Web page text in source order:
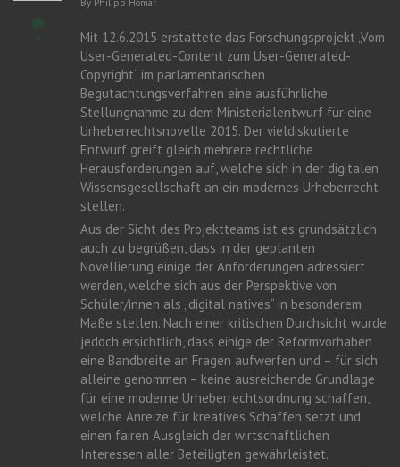
By Philipp Homar
Mit 12.6.2015 erstattete das Forschungsprojekt „Vom
User-Generated-Content zum User-Generated-
Copyright“ im parlamentarischen
Begutachtungsverfahren eine ausführliche
Stellungnahme zu dem Ministerialentwurf für eine
Urheberrechtsnovelle 2015. Der vieldiskutierte
Entwurf greift gleich mehrere rechtliche
Herausforderungen auf, welche sich in der digitalen
Wissensgesellschaft an ein modernes Urheberrecht
stellen.
Aus der Sicht des Projektteams ist es grundsätzlich
auch zu begrüßen, dass in der geplanten
Novellierung einige der Anforderungen adressiert
werden, welche sich aus der Perspektive von
Schüler/innen als „digital natives“ in besonderem
Maße stellen. Nach einer kritischen Durchsicht wurde
jedoch ersichtlich, dass einige der Reformvorhaben
eine Bandbreite an Fragen aufwerfen und – für sich
alleine genommen – keine ausreichende Grundlage
für eine moderne Urheberrechtsordnung schaffen,
welche Anreize für kreatives Schaffen setzt und
einen fairen Ausgleich der wirtschaftlichen
Interessen aller Beteiligten gewährleistet.